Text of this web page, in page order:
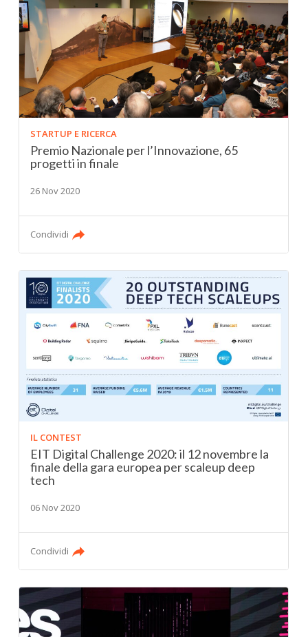
STARTUP E RICERCA
Premio Nazionale per l’Innovazione, 65
progetti in finale
26 Nov 2020
Condividi
IL CONTEST
EIT Digital Challenge 2020: il 12 novembre la
finale della gara europea per scaleup deep
tech
06 Nov 2020
Condividi